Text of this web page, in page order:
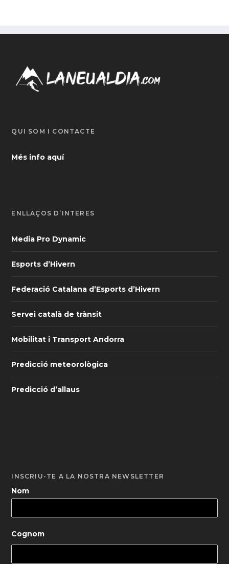
QUI SOM I CONTACTE
Més info aquí
ENLLAÇOS D’INTERÈS
Media Pro Dynamic
Esports d’Hivern
Federació Catalana d’Esports d’Hivern
Servei català de trànsit
Mobilitat i Transport Andorra
Predicció meteorològica
Predicció d’allaus
INSCRIU-TE A LA NOSTRA NEWSLETTER
Nom
Cognom